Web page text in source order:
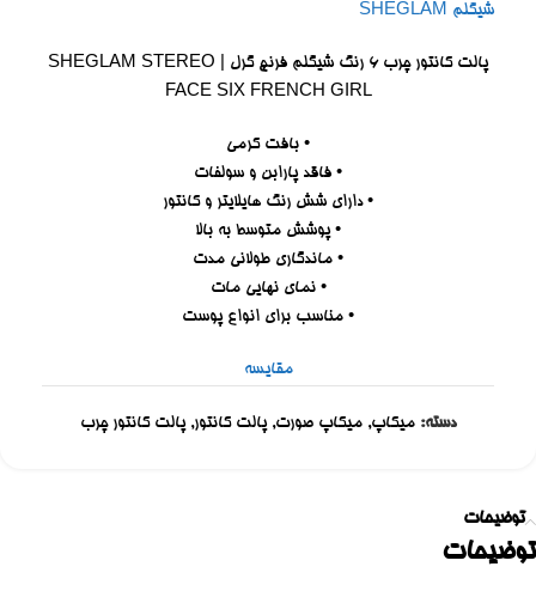
شیگلم SHEGLAM
پالت کانتور چرب 6 رنگ شیگلم فرنچ گرل | SHEGLAM STEREO
FACE SIX FRENCH GIRL
• بافت کرمی
• فاقد پارابن و سولفات
• دارای شش رنگ هایلایتر و کانتور
• پوشش متوسط به بالا
• ماندگاری طولانی مدت
• نمای نهایی مات
• مناسب برای انواع پوست
مقایسه
دسته: میکاپ, میکاپ صورت, پالت کانتور, پالت کانتور چرب
توضیحات
توضیحات